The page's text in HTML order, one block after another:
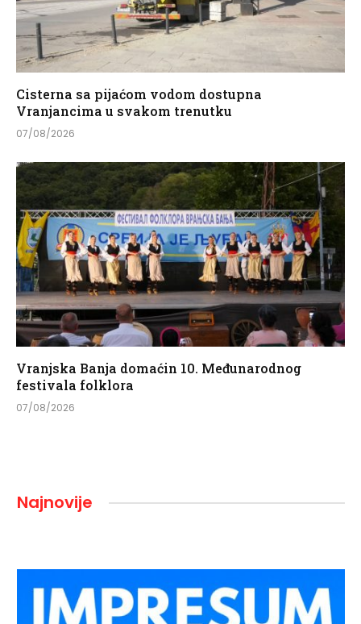
Cisterna sa pijaćom vodom dostupna
Vranjancima u svakom trenutku
07/08/2026
Vranjska Banja domaćin 10. Međunarodnog
festivala folklora
07/08/2026
Najnovije